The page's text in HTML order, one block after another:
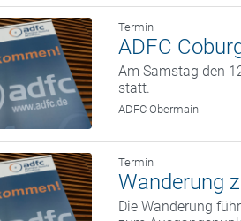
Termin
ADFC
Am Samstag den
statt.
ADFC Obermain
Termin
Wanderung
Die Wanderung